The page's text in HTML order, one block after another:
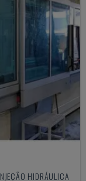
HIDRÁULICA